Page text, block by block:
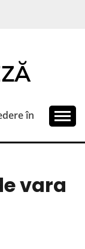
în
vara